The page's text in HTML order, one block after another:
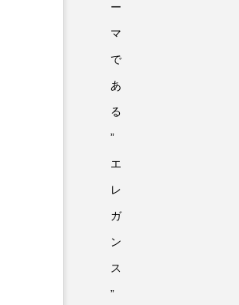
ー
マ
で
あ
る
”
エ
レ
ガ
ン
ス
”